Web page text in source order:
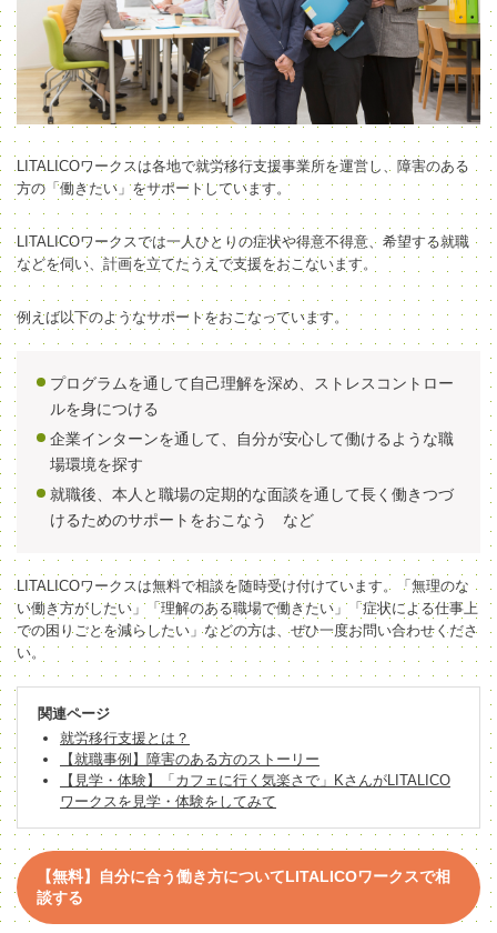
LITALICOワークスは各地で就労移行支援事業所を運営し、障害のある
方の「働きたい」をサポートしています。
LITALICOワークスでは一人ひとりの症状や得意不得意、希望する就職
などを伺い、計画を立てたうえで支援をおこないます。
例えば以下のようなサポートをおこなっています。
プログラムを通して自己理解を深め、ストレスコントロー
ルを身につける
企業インターンを通して、自分が安心して働けるような職
場環境を探す
就職後、本人と職場の定期的な面談を通して長く働きつづ
けるためのサポートをおこなう など
LITALICOワークスは無料で相談を随時受け付けています。「無理のな
い働き方がしたい」「理解のある職場で働きたい」「症状による仕事上
での困りごとを減らしたい」などの方は、ぜひ一度お問い合わせくださ
い。
関連ページ
就労移行支援とは？
【就職事例】障害のある方のストーリー
【見学・体験】「カフェに行く気楽さで」KさんがLITALICO
ワークスを見学・体験をしてみて
【無料】自分に合う働き方についてLITALICOワークスで相
談する